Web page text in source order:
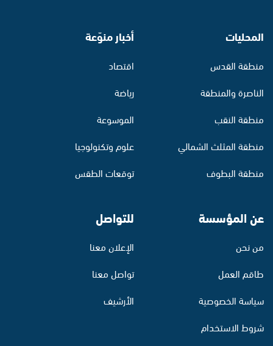
المحليات
منطقة القدس
الناصرة والمنطقة
منطقة النقب
منطقة المثلث الشمالي
منطقة البطوف
أخبار منوّعة
اقتصاد
رياضة
الموسوعة
علوم وتكنولوجيا
توقعات الطقس
عن المؤسسة
من نحن
طاقم العمل
سياسة الخصوصية
شروط الاستخدام
للتواصل
الإعلان معنا
تواصل معنا
الأرشيف